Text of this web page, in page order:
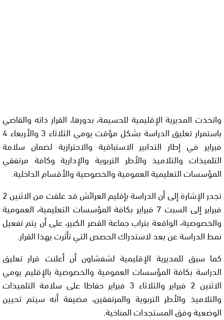
واتخذت المديرية الإقليمية للحسيمة، بدورها، القرار ذاته والقاضي
باستمرار تعليق الدراسة بشكل مؤقت يومي الثلاثاء 3 والأربعاء 4
فبراير في إطار التدابير الاستباقية والاحترازية لضمان سلامة
التلميذات والتلاميذ والأطر التربوية والإدارية وكافة مرتفقي
المؤسسات التعليمية العمومية والخصوصية والأقسام الداخلية.
تجدر الإشارة إلى أن الدراسة بإقليم العرائش قد علقت من الاثنين 2
فبراير إلى السبت 7 فبراير بكافة المؤسسات التعليمية، العمومية
والخصوصية، الواقعة بتراب جماعة القصر الكبير، على أن يتم تفعيل
نمط الدراسة عن بعد لاستدراك الحصص التي تأثرت بهذا القرار.
كما سبق للمديرية الإقليمية لشفشاون أن أعلنت قرار تعليق
الدراسة بكافة المؤسسات العمومية والخصوصية بالإقليم يومي
الاثنين 2 فبراير والثلاثاء 3 فبراير حفاظا على سلامة التلميذات
والتلاميذ والأطر التربوية والمرتفقين، مضيفة أنه سيتم تحيين
الوضعية وفق المستجدات المناخية.